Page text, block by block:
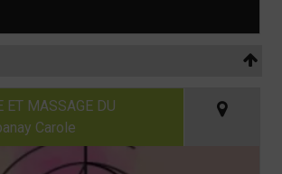
ET MASSAGE DU
Carole